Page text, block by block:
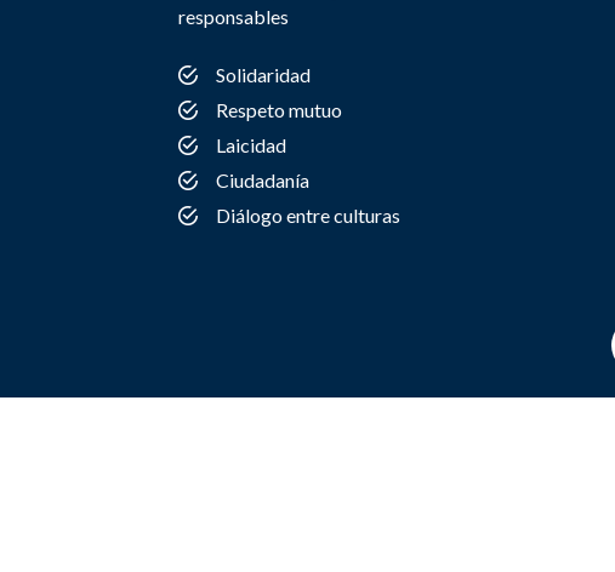
responsables
Solidaridad
Respeto mutuo
Laicidad
Ciudadanía
Diálogo entre culturas